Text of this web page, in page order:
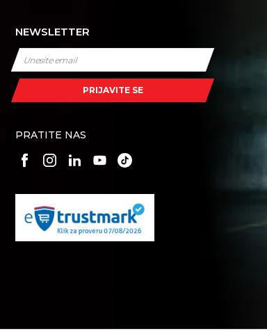
NEWSLETTER
PRIJAVITE SE
PRATITE NAS